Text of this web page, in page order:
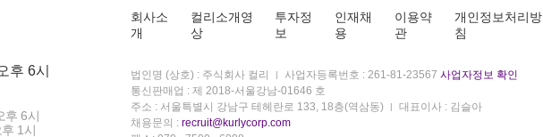
후 6시
후 6시
1시
회사소
개
컬리소개영
상
투자정
보
인재채
용
이용약
관
개인정보처리방
침
법인명 (상호) : 주식회사 컬리 사업자등록번호 : 261-81-23567 사업자정보 확인
통신판매업 : 제 2018-서울강남-01646 호
주소 : 서울특별시 강남구 테헤란로 133, 18층(역삼동)
대표이사 : 김슬아
채용문의 : recruit@kurlycorp.com